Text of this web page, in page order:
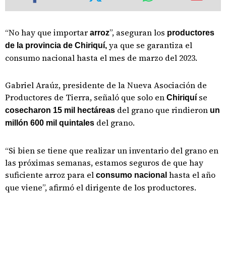
“No hay que importar arroz”, aseguran los productores
de la provincia de Chiriquí, ya que se garantiza el
consumo nacional hasta el mes de marzo del 2023.
Gabriel Araúz, presidente de la Nueva Asociación de
Productores de Tierra, señaló que solo en Chiriquí se
cosecharon 15 mil hectáreas del grano que rindieron un
millón 600 mil quintales del grano.
“Si bien se tiene que realizar un inventario del grano en
las próximas semanas, estamos seguros de que hay
suficiente arroz para el consumo nacional hasta el año
que viene”, afirmó el dirigente de los productores.